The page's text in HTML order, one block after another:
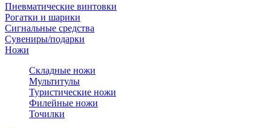
Пневматические винтовки
Рогатки и шарики
Сигнальные средства
Сувениры/подарки
Ножи
Складные ножи
Мультитулы
Туристические ножи
Филейные ножи
Точилки